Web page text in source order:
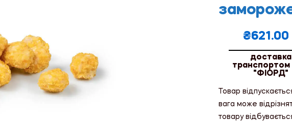
₴621.00
доставка
"ФІОРД"
Товар
вага може
товару